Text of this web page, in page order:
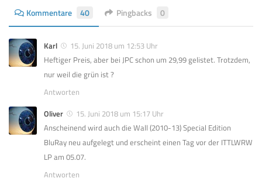
Kommentare 40 Pingbacks 0
Karl
15. Juni 2018 um 12:53 Uhr
Heftiger Preis, aber bei JPC schon um 29,99 gelistet. Trotzdem,
nur weil die grün ist ?
Antworten
Oliver
15. Juni 2018 um 15:17 Uhr
Anscheinend wird auch die Wall (2010-13) Special Edition
BluRay neu aufgelegt und erscheint einen Tag vor der ITTLWRW
LP am 05.07.
Antworten